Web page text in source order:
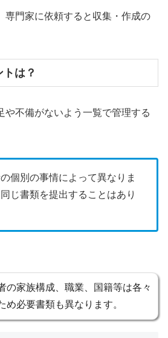
専門家に依頼すると収集・作成の
は？
や不備がないよう一覧で管理する
個別の事情によって異なりま
じ書類を提出することはあり
の家族構成、職業、国籍等は各々
め必要書類も異なります。